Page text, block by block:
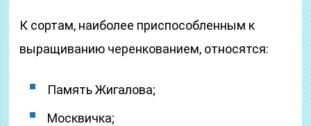
К сортам, наиболее приспособленным к
выращиванию черенкованием, относятся:
Память Жигалова;
Москвичка;